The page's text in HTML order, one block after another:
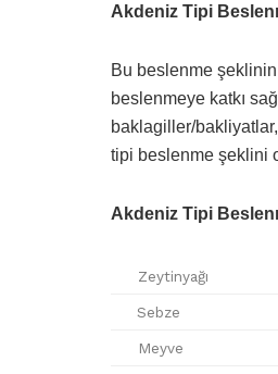
Akdeniz Tipi
Bu beslenme
beslenmeye katkı
baklagiller/
tipi beslenme şeklini
Akdeniz Tipi
Zeytinyağı
Sebze
Meyve